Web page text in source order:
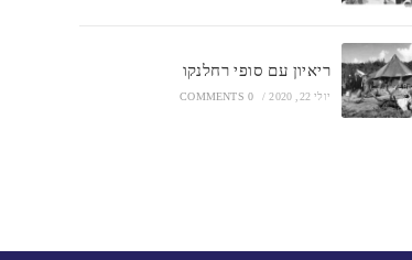
ריאיון עם סופי רחלנקו
יולי 22, 2020 /
0 COMMENTS